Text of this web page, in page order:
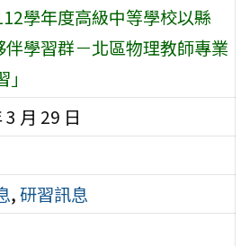
學年度高級中等學校以縣
伴學習群－北區物理教師專業
月 29 日
,研習訊息